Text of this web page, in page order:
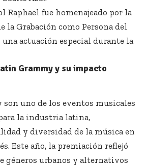
Raphael fue homenajeado por la
la Grabación como Persona del
una actuación especial durante la
Grammy y su impacto
uno de los eventos musicales
la industria latina,
y diversidad de la música en
Este año, la premiación reflejó
géneros urbanos y alternativos